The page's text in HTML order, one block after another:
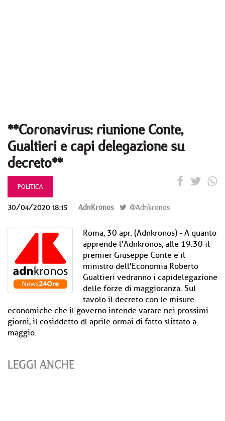
**Coronavirus: riunione Conte,
Gualtieri e capi delegazione su
decreto**
POLITICA
30/04/2020 18:15 AdnKronos @Adnkronos
Roma, 30 apr. (Adnkronos) - A quanto
apprende l'Adnkronos, alle 19.30 il
premier Giuseppe Conte e il
ministro dell'Economia Roberto
Gualtieri vedranno i capidelegazione
delle forze di maggioranza. Sul
tavolo il decreto con le misure
economiche che il governo intende varare nei prossimi
giorni, il cosiddetto dl aprile ormai di fatto slittato a
maggio.
LEGGI ANCHE